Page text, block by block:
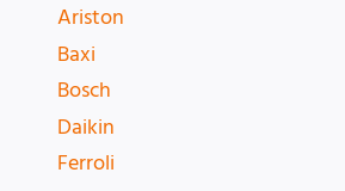
Ariston
Baxi
Bosch
Daikin
Ferroli